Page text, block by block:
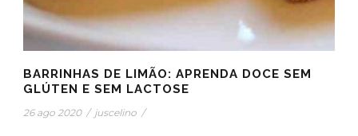
BARRINHAS DE LIMÃO: APRENDA DOCE SEM
GLÚTEN E SEM LACTOSE
26 ago 2020 / juscelino /